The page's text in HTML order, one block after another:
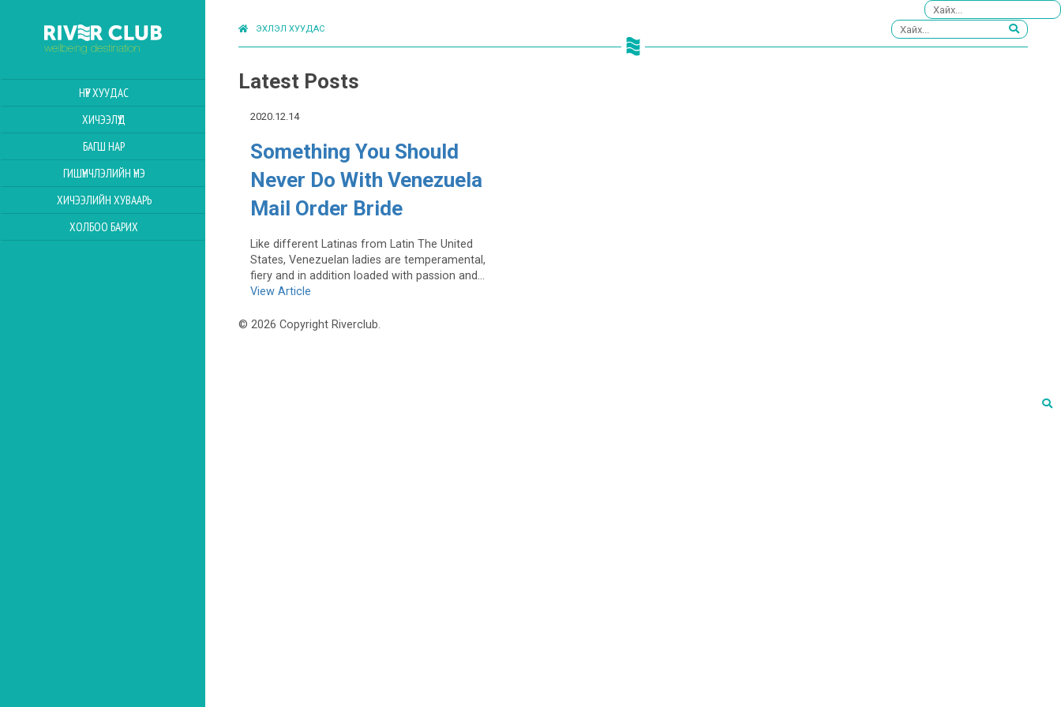
НҮҮР ХУУДАС
ХИЧЭЭЛҮҮД
БАГШ НАР
ГИШҮҮНЧЛЭЛИЙН ҮНЭ
ХИЧЭЭЛИЙН ХУВААРЬ
ХОЛБОО БАРИХ
ЭХЛЭЛ ХУУДАС
Latest Posts
2020.12.14
Something You Should
Never Do With Venezuela
Mail Order Bride
Like different Latinas from Latin The United
States, Venezuelan ladies are temperamental,
fiery and in addition loaded with passion and...
View Article
© 2026 Copyright Riverclub.